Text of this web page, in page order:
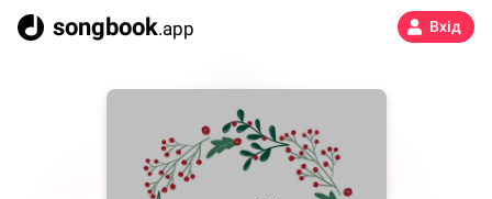
songbook.app Вхід